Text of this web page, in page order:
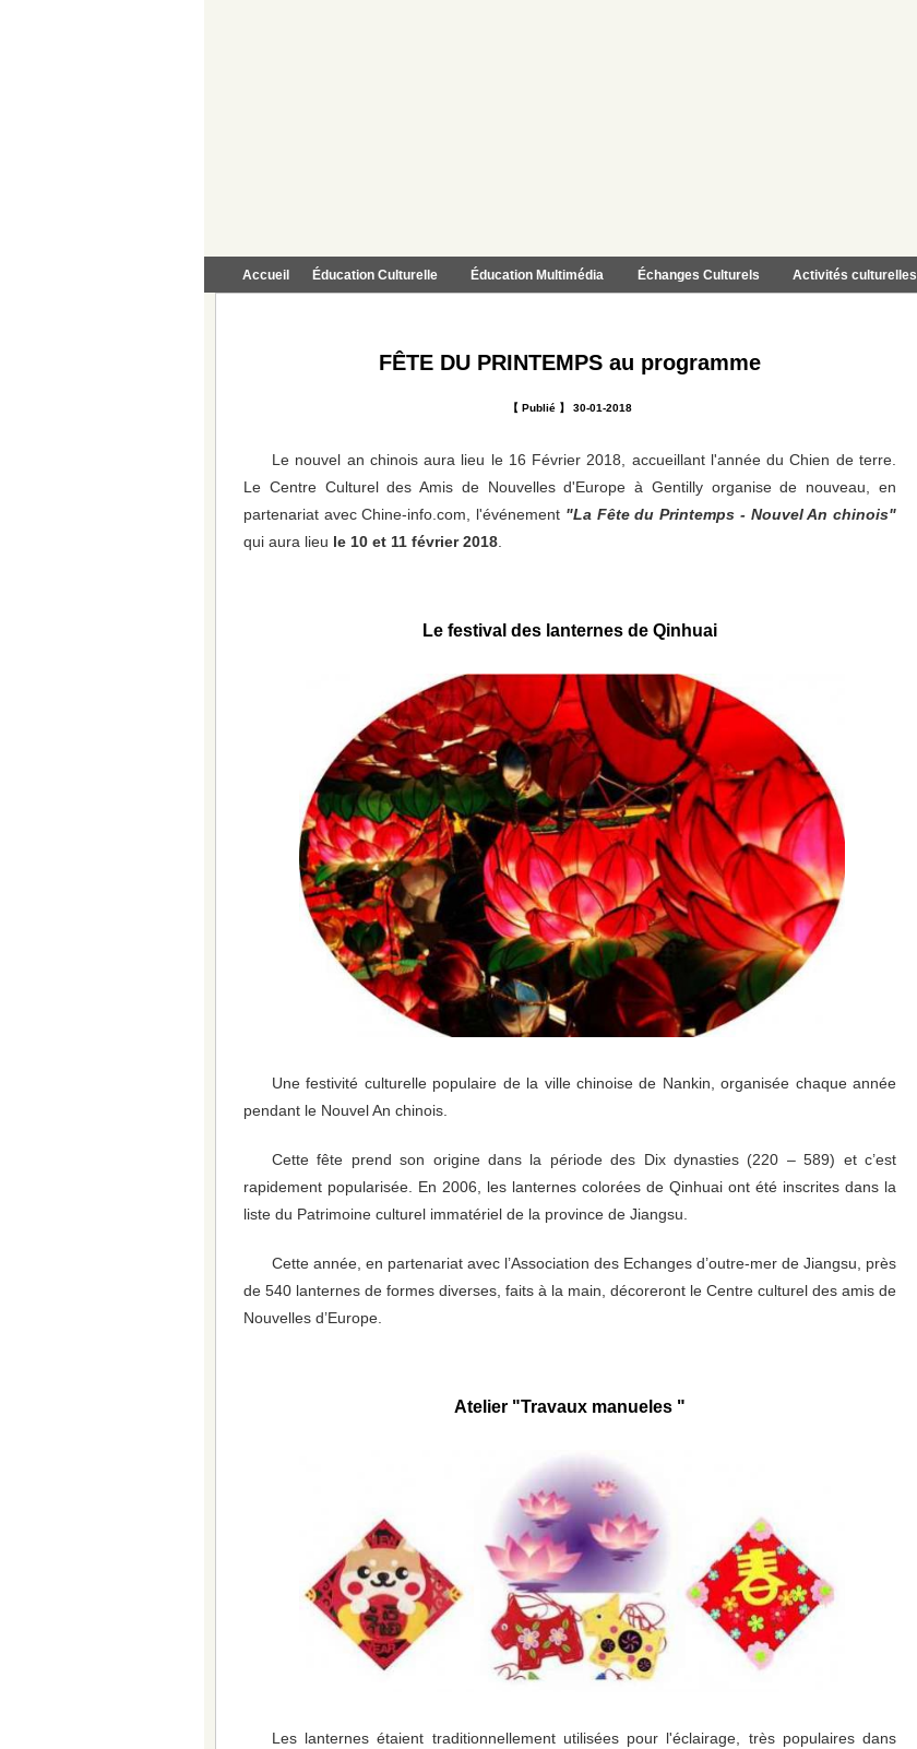
Accueil Éducation Culturelle Éducation Multimédia Échanges Culturels Activités culturelles
FÊTE DU PRINTEMPS au programme
【 Publié 】 30-01-2018
Le nouvel an chinois aura lieu le 16 Février 2018, accueillant l'année du Chien de terre.
Le Centre Culturel des Amis de Nouvelles d'Europe à Gentilly organise de nouveau, en
partenariat avec Chine-info.com, l'événement "La Fête du Printemps - Nouvel An chinois"
qui aura lieu le 10 et 11 février 2018
Le festival des lanternes de Qinhuai
Une festivité culturelle populaire de la ville chinoise de Nankin, organisée chaque année
pendant le Nouvel An chinois.
Cette fête prend son origine dans la période des Dix dynasties (220 – 589) et c’est
rapidement popularisée. En 2006, les lanternes colorées de Qinhuai ont été inscrites dans la
liste du Patrimoine culturel immatériel de la province de Jiangsu.
Cette année, en partenariat avec l’Association des Echanges d’outre-mer de Jiangsu, près
de 540 lanternes de formes diverses, faits à la main, décoreront le Centre culturel des amis de
Nouvelles d’Europe.
Atelier "Travaux manueles "
Les lanternes étaient traditionnellement utilisées pour l'éclairage, très populaires dans